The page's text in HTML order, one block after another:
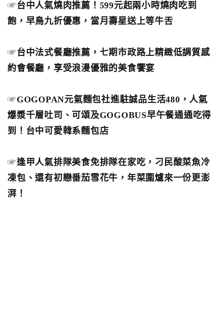
☞台中人氣燒肉推薦！599元起兩小時燒肉吃到
飽，早鳥九折優惠，當月壽星送上等牛舌
☞台中法式餐廳推薦，七期市政路上精緻低調質感
約會餐廳，享受浪漫優雅的美食饗宴
☞GOGOPAN元氣麵包社進駐誠品生活480，人氣
爆漿千層吐司、可頌及GOGOBUS早午餐通通吃得
到！台中可愛韓系麵包店
☞逢甲人氣排隊美食免排隊在家吃，刁民酸菜魚冷
凍包、還有初戀番茄雪花牛，年菜圍爐來一份更澎
湃！